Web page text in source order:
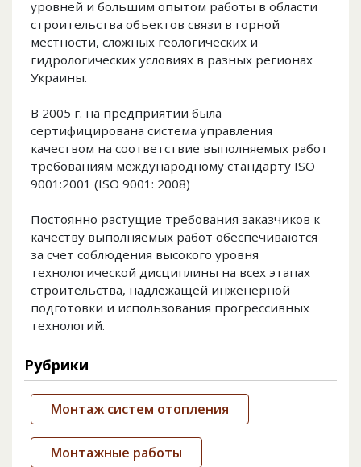
уровней и большим опытом работы в области
строительства объектов связи в горной
местности, сложных геологических и
гидрологических условиях в разных регионах
Украины.
В 2005 г. на предприятии была
сертифицирована система управления
качеством на соответствие выполняемых работ
требованиям международному стандарту ISO
9001:2001 (ISO 9001: 2008)
Постоянно растущие требования заказчиков к
качеству выполняемых работ обеспечиваются
за счет соблюдения высокого уровня
технологической дисциплины на всех этапах
строительства, надлежащей инженерной
подготовки и использования прогрессивных
технологий.
Рубрики
Монтаж систем отопления
Монтажные работы